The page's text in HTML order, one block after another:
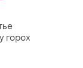
горох